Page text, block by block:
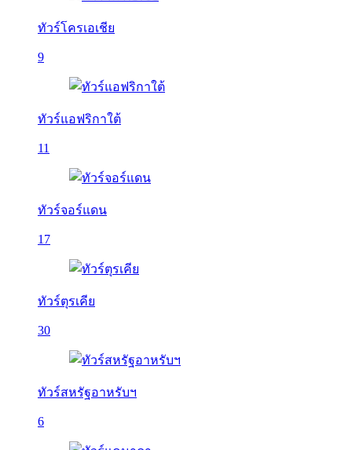
ทัวร์โครเอเชีย
9
ทัวร์แอฟริกาใต้
11
ทัวร์จอร์แดน
17
ทัวร์ตุรเคีย
30
ทัวร์สหรัฐอาหรับฯ
6